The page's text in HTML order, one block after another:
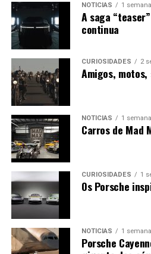
NOTÍCIAS 1
A saga
continua
CURIOSIDADES 2
Amigos,
NOTÍCIAS 1
Carros de Mad
CURIOSIDADES 1
Os Porsche
NOTÍCIAS 1
Porsche